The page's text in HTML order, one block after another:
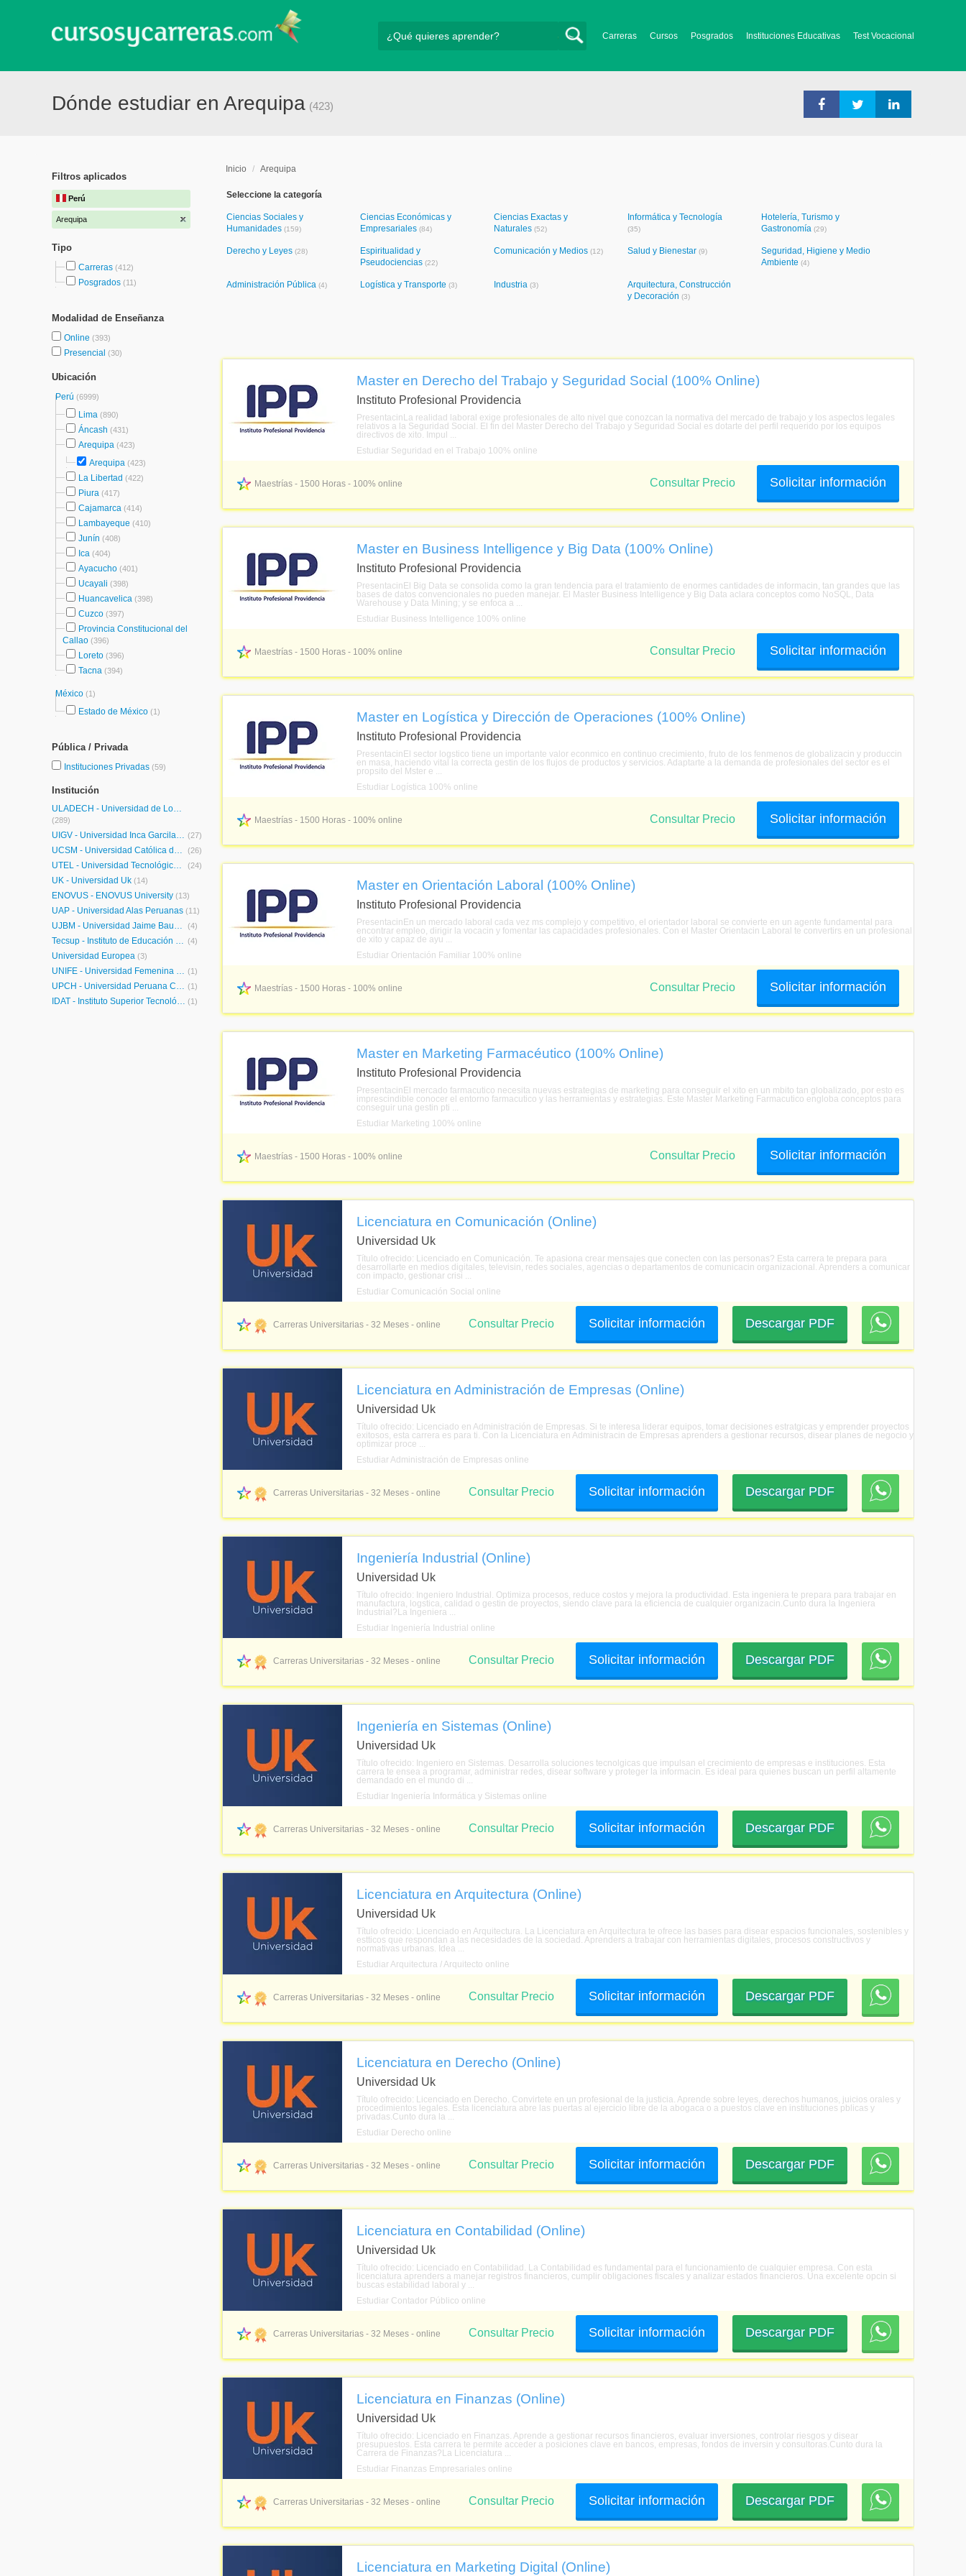
Carreras Cursos Posgrados Instituciones Educativas Test Vocacional
Dónde estudiar en Arequipa (423)
Filtros aplicados
Perú
Arequipa
Tipo
Carreras (412)
Posgrados (11)
Modalidad de Enseñanza
Online (393)
Presencial (30)
Ubicación
Perú (6999)
Lima (890)
Áncash (431)
Arequipa (423)
Arequipa (423)
La Libertad (422)
Piura (417)
Cajamarca (414)
Lambayeque (410)
Junín (408)
Ica (404)
Ayacucho (401)
Ucayali (398)
Huancavelica (398)
Cuzco (397)
Provincia Constitucional del
Callao (396)
Loreto (396)
Tacna (394)
México (1)
Estado de México (1)
Pública / Privada
Instituciones Privadas (59)
Institución
ULADECH - Universidad de Los Angeles de Chimbote
(289)
UIGV - Universidad Inca Garcilaso de la Vega (27)
UCSM - Universidad Católica de Santa María (26)
UTEL - Universidad Tecnológica Latinoamericana en Línea Perú (24)
UK - Universidad Uk (14)
ENOVUS - ENOVUS University (13)
UAP - Universidad Alas Peruanas (11)
UJBM - Universidad Jaime Bausate y Meza (4)
Tecsup - Instituto de Educación Superior (4)
Universidad Europea (3)
UNIFÉ - Universidad Femenina del Sagrado Corazón (1)
UPCH - Universidad Peruana Cayetano Heredia (1)
IDAT - Instituto Superior Tecnológico IDAT (1)
Inicio / Arequipa
Seleccione la categoría
Ciencias Sociales y
Humanidades (159)
Ciencias Económicas y
Empresariales (84)
Ciencias Exactas y
Naturales (52)
Informática y Tecnología
(35)
Hotelería, Turismo y
Gastronomía (29)
Derecho y Leyes (28)
Espiritualidad y
Pseudociencias (22)
Comunicación y Medios (12) Salud y Bienestar (9)
Seguridad, Higiene y Medio
Ambiente (4)
Administración Pública (4) Logística y Transporte (3) Industria (3)
Arquitectura, Construcción
y Decoración (3)
Master en Derecho del Trabajo y Seguridad Social (100% Online)
Instituto Profesional Providencia
PresentacinLa realidad laboral exige profesionales de alto nivel que conozcan la normativa del mercado de trabajo y los aspectos legales
relativos a la Seguridad Social. El fin del Master Derecho del Trabajo y Seguridad Social es dotarte del perfil requerido por los equipos
directivos de xito. Impul ...
Estudiar Seguridad en el Trabajo 100% online
Maestrías - 1500 Horas - 100% online Solicitar información
Consultar Precio
Master en Business Intelligence y Big Data (100% Online)
Instituto Profesional Providencia
PresentacinEl Big Data se consolida como la gran tendencia para el tratamiento de enormes cantidades de informacin, tan grandes que las
bases de datos convencionales no pueden manejar. El Master Business Intelligence y Big Data aclara conceptos como NoSQL, Data
Warehouse y Data Mining; y se enfoca a ...
Estudiar Business Intelligence 100% online
Maestrías - 1500 Horas - 100% online Solicitar información
Consultar Precio
Master en Logística y Dirección de Operaciones (100% Online)
Instituto Profesional Providencia
PresentacinEl sector logstico tiene un importante valor econmico en continuo crecimiento, fruto de los fenmenos de globalizacin y produccin
en masa, haciendo vital la correcta gestin de los flujos de productos y servicios. Adaptarte a la demanda de profesionales del sector es el
propsito del Mster e ...
Estudiar Logística 100% online
Maestrías - 1500 Horas - 100% online Solicitar información
Consultar Precio
Master en Orientación Laboral (100% Online)
Instituto Profesional Providencia
PresentacinEn un mercado laboral cada vez ms complejo y competitivo, el orientador laboral se convierte en un agente fundamental para
encontrar empleo, dirigir la vocacin y fomentar las capacidades profesionales. Con el Master Orientacin Laboral te convertirs en un profesional
de xito y capaz de ayu ...
Estudiar Orientación Familiar 100% online
Maestrías - 1500 Horas - 100% online Solicitar información
Consultar Precio
Master en Marketing Farmacéutico (100% Online)
Instituto Profesional Providencia
PresentacinEl mercado farmacutico necesita nuevas estrategias de marketing para conseguir el xito en un mbito tan globalizado, por esto es
imprescindible conocer el entorno farmacutico y las herramientas y estrategias. Este Master Marketing Farmacutico engloba conceptos para
conseguir una gestin pti ...
Estudiar Marketing 100% online
Maestrías - 1500 Horas - 100% online Solicitar información
Consultar Precio
Licenciatura en Comunicación (Online)
Universidad Uk
Título ofrecido: Licenciado en Comunicación. Te apasiona crear mensajes que conecten con las personas? Esta carrera te prepara para
desarrollarte en medios digitales, televisin, redes sociales, agencias o departamentos de comunicacin organizacional. Aprenders a comunicar
con impacto, gestionar crisi ...
Estudiar Comunicación Social online
Carreras Universitarias - 32 Meses - online Descargar PDF
Solicitar información
Consultar Precio
Licenciatura en Administración de Empresas (Online)
Universidad Uk
Título ofrecido: Licenciado en Administración de Empresas. Si te interesa liderar equipos, tomar decisiones estratgicas y emprender proyectos
exitosos, esta carrera es para ti. Con la Licenciatura en Administracin de Empresas aprenders a gestionar recursos, disear planes de negocio y
optimizar proce ...
Estudiar Administración de Empresas online
Carreras Universitarias - 32 Meses - online Descargar PDF
Solicitar información
Consultar Precio
Ingeniería Industrial (Online)
Universidad Uk
Título ofrecido: Ingeniero Industrial. Optimiza procesos, reduce costos y mejora la productividad. Esta ingeniera te prepara para trabajar en
manufactura, logstica, calidad o gestin de proyectos, siendo clave para la eficiencia de cualquier organizacin.Cunto dura la Ingeniera
Industrial?La Ingeniera ...
Estudiar Ingeniería Industrial online
Carreras Universitarias - 32 Meses - online Descargar PDF
Solicitar información
Consultar Precio
Ingeniería en Sistemas (Online)
Universidad Uk
Título ofrecido: Ingeniero en Sistemas. Desarrolla soluciones tecnolgicas que impulsan el crecimiento de empresas e instituciones. Esta
carrera te ensea a programar, administrar redes, disear software y proteger la informacin. Es ideal para quienes buscan un perfil altamente
demandado en el mundo di ...
Estudiar Ingeniería Informática y Sistemas online
Carreras Universitarias - 32 Meses - online Descargar PDF
Solicitar información
Consultar Precio
Licenciatura en Arquitectura (Online)
Universidad Uk
Título ofrecido: Licenciado en Arquitectura. La Licenciatura en Arquitectura te ofrece las bases para disear espacios funcionales, sostenibles y
estticos que respondan a las necesidades de la sociedad. Aprenders a trabajar con herramientas digitales, procesos constructivos y
normativas urbanas. Idea ...
Estudiar Arquitectura / Arquitecto online
Carreras Universitarias - 32 Meses - online Descargar PDF
Solicitar información
Consultar Precio
Licenciatura en Derecho (Online)
Universidad Uk
Título ofrecido: Licenciado en Derecho. Convirtete en un profesional de la justicia. Aprende sobre leyes, derechos humanos, juicios orales y
procedimientos legales. Esta licenciatura abre las puertas al ejercicio libre de la abogaca o a puestos clave en instituciones pblicas y
privadas.Cunto dura la ...
Estudiar Derecho online
Carreras Universitarias - 32 Meses - online Descargar PDF
Solicitar información
Consultar Precio
Licenciatura en Contabilidad (Online)
Universidad Uk
Título ofrecido: Licenciado en Contabilidad. La Contabilidad es fundamental para el funcionamiento de cualquier empresa. Con esta
licenciatura aprenders a manejar registros financieros, cumplir obligaciones fiscales y analizar estados financieros. Una excelente opcin si
buscas estabilidad laboral y ...
Estudiar Contador Público online
Carreras Universitarias - 32 Meses - online Descargar PDF
Solicitar información
Consultar Precio
Licenciatura en Finanzas (Online)
Universidad Uk
Título ofrecido: Licenciado en Finanzas. Aprende a gestionar recursos financieros, evaluar inversiones, controlar riesgos y disear
presupuestos. Esta carrera te permite acceder a posiciones clave en bancos, empresas, fondos de inversin y consultoras.Cunto dura la
Carrera de Finanzas?La Licenciatura ...
Estudiar Finanzas Empresariales online
Carreras Universitarias - 32 Meses - online Descargar PDF
Solicitar información
Consultar Precio
Licenciatura en Marketing Digital (Online)